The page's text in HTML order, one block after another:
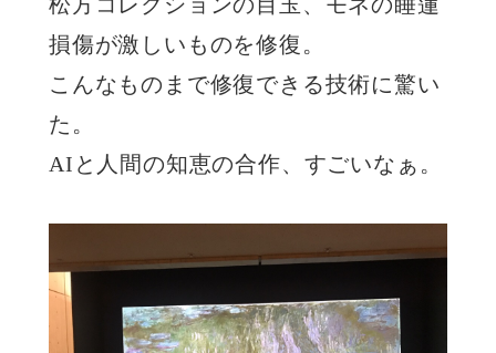
松方コレクションの目玉、モネの睡蓮
損傷が激しいものを修復。
こんなものまで修復できる技術に驚い
た。
AIと人間の知恵の合作、すごいなぁ。